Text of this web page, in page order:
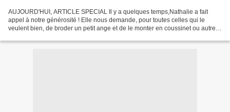
AUJOURD'HUI, ARTICLE SPECIAL Il y a quelques temps,Nathalie a fait
appel à notre générosité ! Elle nous demande, pour toutes celles qui le
veulent bien, de broder un petit ange et de le monter en coussinet ou autre